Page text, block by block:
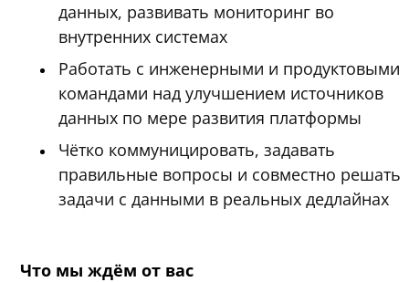
данных, развивать мониторинг во
внутренних системах
Работать с инженерными и продуктовыми
командами над улучшением источников
данных по мере развития платформы
Чётко коммуницировать, задавать
правильные вопросы и совместно решать
задачи с данными в реальных дедлайнах
Что мы ждём от вас